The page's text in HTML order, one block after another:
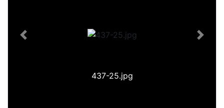
437-25.jpg
Previous Next